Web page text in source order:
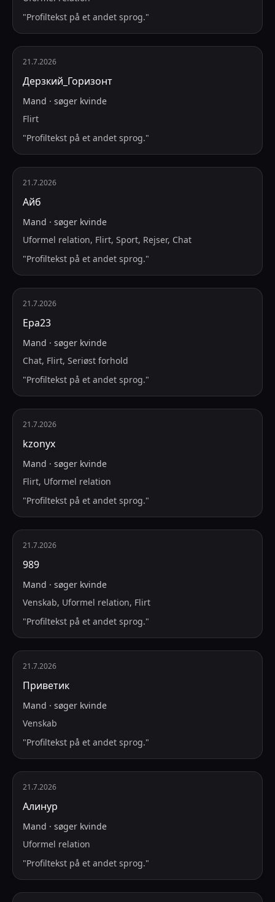
"Profiltekst på et andet sprog."
21.7.2026
Дерзкий_Горизонт
Mand · søger kvinde
Flirt
"Profiltekst på et andet sprog."
21.7.2026
Айб
Mand · søger kvinde
Uformel relation, Flirt, Sport, Rejser, Chat
"Profiltekst på et andet sprog."
21.7.2026
Ера23
Mand · søger kvinde
Chat, Flirt, Seriøst forhold
"Profiltekst på et andet sprog."
21.7.2026
kzonyx
Mand · søger kvinde
Flirt, Uformel relation
"Profiltekst på et andet sprog."
21.7.2026
989
Mand · søger kvinde
Venskab, Uformel relation, Flirt
"Profiltekst på et andet sprog."
21.7.2026
Приветик
Mand · søger kvinde
Venskab
"Profiltekst på et andet sprog."
21.7.2026
Алинур
Mand · søger kvinde
Uformel relation
"Profiltekst på et andet sprog."